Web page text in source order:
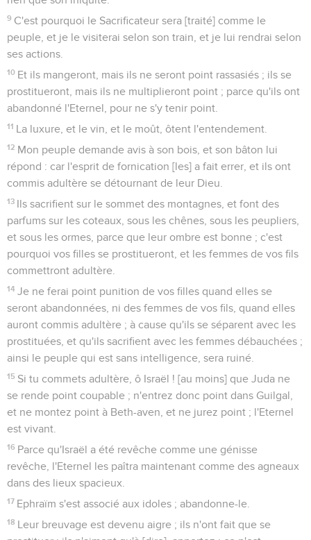
9 C'est pourquoi le Sacrificateur sera [traité] comme le
peuple, et je le visiterai selon son train, et je lui rendrai selon
ses actions.
10 Et ils mangeront, mais ils ne seront point rassasiés ; ils se
prostitueront, mais ils ne multiplieront point ; parce qu'ils ont
abandonné l'Eternel, pour ne s'y tenir point.
11 La luxure, et le vin, et le moût, ôtent l'entendement.
12 Mon peuple demande avis à son bois, et son bâton lui
répond : car l'esprit de fornication [les] a fait errer, et ils ont
commis adultère se détournant de leur Dieu.
13 Ils sacrifient sur le sommet des montagnes, et font des
parfums sur les coteaux, sous les chênes, sous les peupliers,
et sous les ormes, parce que leur ombre est bonne ; c'est
pourquoi vos filles se prostitueront, et les femmes de vos fils
commettront adultère.
14 Je ne ferai point punition de vos filles quand elles se
seront abandonnées, ni des femmes de vos fils, quand elles
auront commis adultère ; à cause qu'ils se séparent avec les
prostituées, et qu'ils sacrifient avec les femmes débauchées ;
ainsi le peuple qui est sans intelligence, sera ruiné.
15 Si tu commets adultère, ô Israël ! [au moins] que Juda ne
se rende point coupable ; n'entrez donc point dans Guilgal,
et ne montez point à Beth-aven, et ne jurez point ; l'Eternel
est vivant.
16 Parce qu'Israël a été revêche comme une génisse
revêche, l'Eternel les paîtra maintenant comme des agneaux
dans des lieux spacieux.
17 Ephraïm s'est associé aux idoles ; abandonne-le.
18 Leur breuvage est devenu aigre ; ils n'ont fait que se